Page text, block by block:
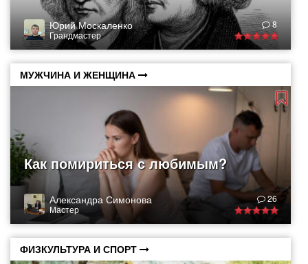
Юрий Москаленко
Грандмастер
8
МУЖЧИНА И ЖЕНЩИНА
Как помириться с любимым?
Александра Симонова
Мастер
26
ФИЗКУЛЬТУРА И СПОРТ